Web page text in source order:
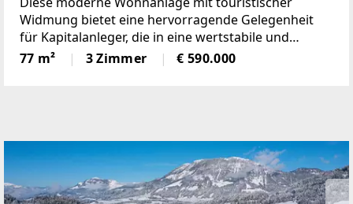
Widmung bietet eine hervorragende Gelegenheit
für Kapitalanleger, die in eine wertstabile und
renditestarke Immobilie in attraktiver Lage
investieren möchten.Die durchdacht konzipierten
77 m² 3 Zimmer € 590.000